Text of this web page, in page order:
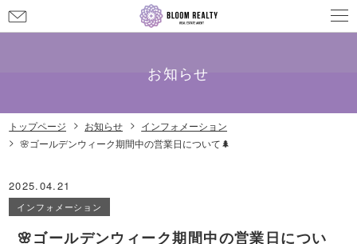
問
せ
お知らせ
トップページ お知らせ
インフォメーション
🌸ゴールデンウィーク期間中の営業日について🌲
2025.04.21
インフォメーション
🌸ゴールデンウィーク期間中の営業日につい